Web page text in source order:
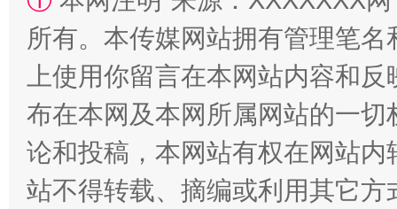
国家大学科技园优化重塑工作
所有。本传媒网站拥有管理笔
上使用你留言在本网站内容和
布在本网及本网所属网站的一
论和投稿，本网站有权在网站
站不得转载、摘编或利用其它